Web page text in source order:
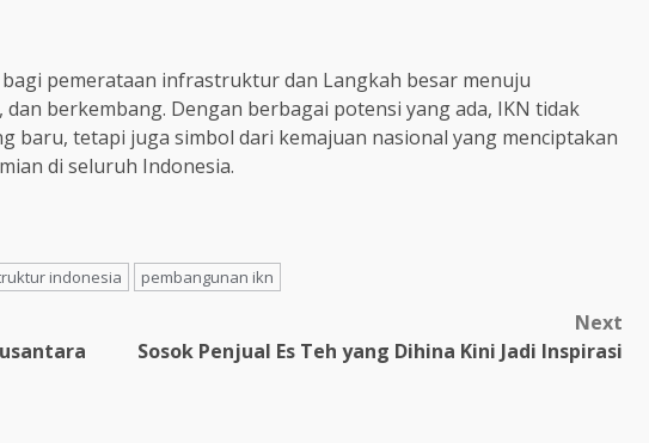
pemerataan infrastruktur dan Langkah besar menuju
berkembang. Dengan berbagai potensi yang ada, IKN tidak
baru, tetapi juga simbol dari kemajuan nasional yang menciptakan
di seluruh Indonesia.
indonesia pembangunan ikn
Next
Sosok Penjual Es Teh yang Dihina Kini Jadi Inspirasi